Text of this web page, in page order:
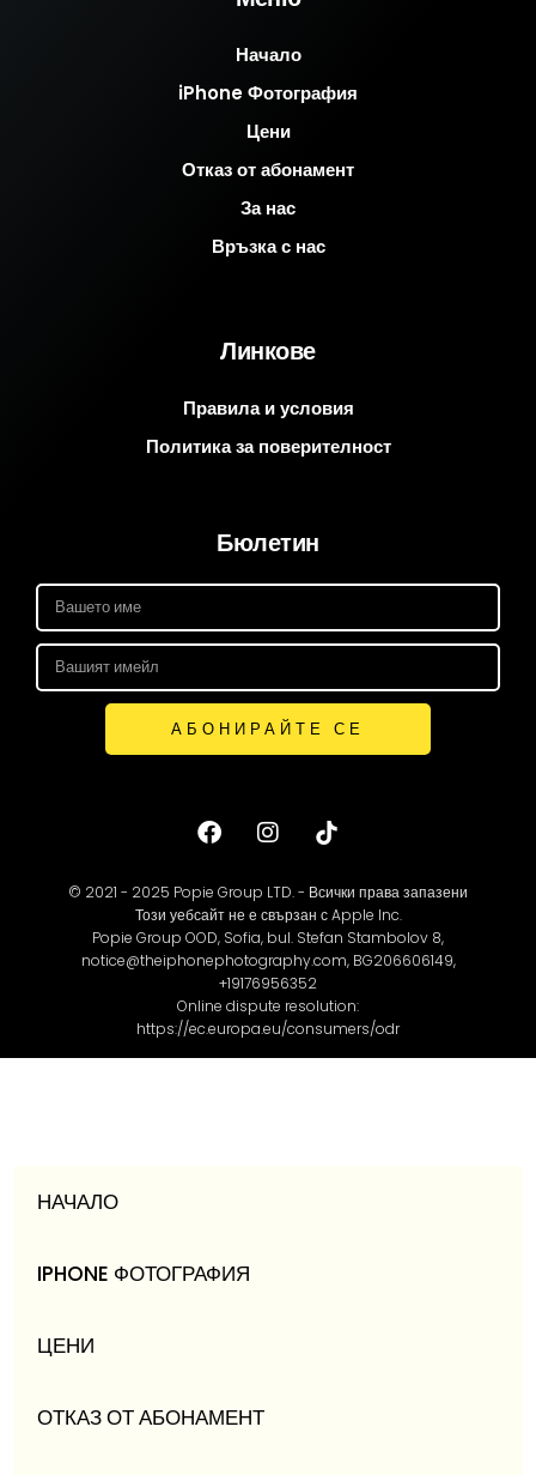
Начало
iPhone Фотография
Цени
Отказ от абонамент
За нас
Връзка с нас
Линкове
Правила и условия
Политика за поверителност
Бюлетин
АБОНИРАЙТЕ СЕ
© 2021 - 2025 Popie Group LTD. - Всички права запазени
Този уебсайт не е свързан с Apple Inc.
Popie Group OOD, Sofia, bul. Stefan Stambolov 8,
notice@theiphonephotography.com, BG206606149,
+19176956352
Online dispute resolution:
https://ec.europa.eu/consumers/odr
НАЧАЛО
IPHONE ФОТОГРАФИЯ
ЦЕНИ
ОТКАЗ ОТ АБОНАМЕНТ